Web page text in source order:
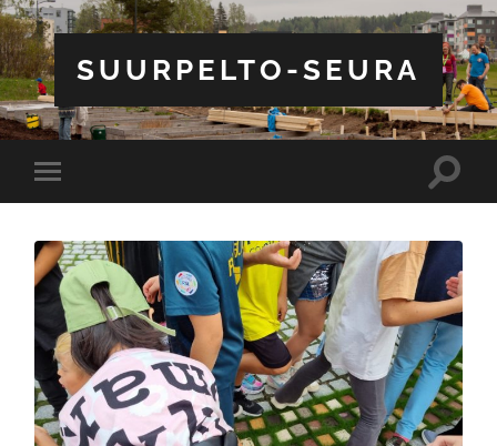
SUURPELTO-SEURA
Toggle
mobile
Toggle